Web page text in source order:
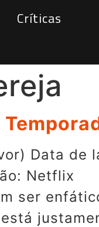
Críticas
Data de
ser